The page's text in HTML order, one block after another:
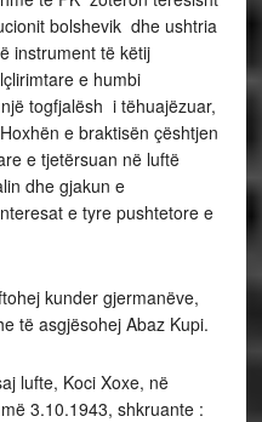
bolshevik dhe ushtria
instrument të këtij
e humbi
togfjalësh i tëhuajëzuar,
e braktisën çështjen
e tjetërsuan në luftë
dhe gjakun e
e tyre pushtetore e
kunder gjermanëve,
të asgjësohej Abaz Kupi.
lufte, Koci Xoxe, në
3.10.1943, shkruante :